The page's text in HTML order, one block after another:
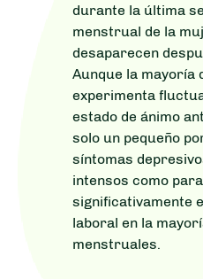
durante la última
menstrual de la
desaparecen
Aunque la mayoría
experimenta
estado de ánimo
solo un pequeño
síntomas
intensos como
significativamente
laboral en la
menstruales.